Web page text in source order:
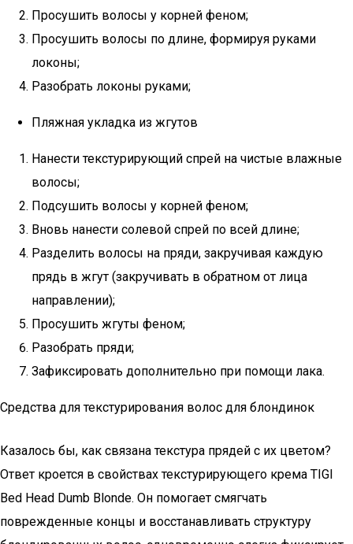
Просушить волосы у корней феном;
Просушить волосы по длине, формируя руками
локоны;
Разобрать локоны руками;
Пляжная укладка из жгутов
Нанести текстурирующий спрей на чистые влажные
волосы;
Подсушить волосы у корней феном;
Вновь нанести солевой спрей по всей длине;
Разделить волосы на пряди, закручивая каждую
прядь в жгут (закручивать в обратном от лица
направлении);
Просушить жгуты феном;
Разобрать пряди;
Зафиксировать дополнительно при помощи лака.
Средства для текстурирования волос для блондинок
Казалось бы, как связана текстура прядей с их цветом?
Ответ кроется в свойствах текстурирующего крема TIGI
Bed Head Dumb Blonde. Он помогает смягчать
поврежденные концы и восстанавливать структуру